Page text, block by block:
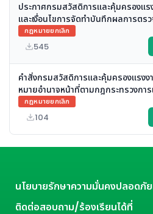
ประกาศกรมสวัสดิการและคุ้มครองแร
และเงื่อนไขการจัดทําบันทึกผลการตร
และบริภัณฑ์ไฟฟ้า (ยกเลิก)
กฎหมายยกเลิก
545
คำสั่งกรมสวัสดิการและคุ้มครองแรง
หมายอำนาจหน้าที่ตามกฎกระทรวงกา
ดับเพลิงขั้นต้นและการเป็นหน่วยงาน
อพยพหนีไฟ พ.ศ. ๒๕๕๖ (ยกเลิก)
กฎหมายยกเลิก
104
นโยบายรักษาความมั่นคงปลอดภัย
ติดต่อสอบถาม/ร้องเรียนได้ที่